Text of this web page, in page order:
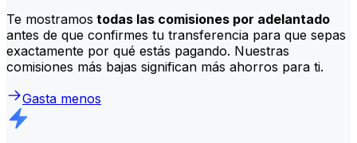
Te mostramos todas las comisiones por adelantado
antes de que confirmes tu transferencia para que sepas
exactamente por qué estás pagando. Nuestras
comisiones más bajas significan más ahorros para ti.
Gasta menos